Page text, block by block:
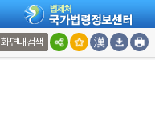
화면내검색